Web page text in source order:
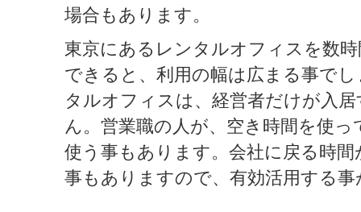
場合もあります。
東京にあるレンタルオフィスを数
できると、利用の幅は広まる事で
タルオフィスは、経営者だけが入
ん。営業職の人が、空き時間を使
使う事もあります。会社に戻る時
事もありますので、有効活用する